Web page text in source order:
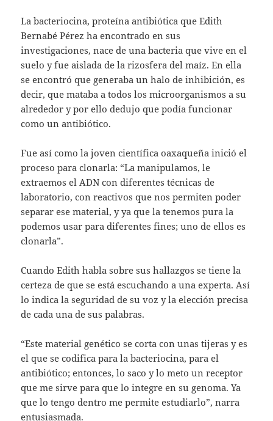
La bacteriocina, proteína antibiótica que Edith
Bernabé Pérez ha encontrado en sus
investigaciones, nace de una bacteria que vive en el
suelo y fue aislada de la rizosfera del maíz. En ella
se encontró que generaba un halo de inhibición, es
decir, que mataba a todos los microorganismos a su
alrededor y por ello dedujo que podía funcionar
como un antibiótico.
Fue así como la joven científica oaxaqueña inició el
proceso para clonarla: “La manipulamos, le
extraemos el ADN con diferentes técnicas de
laboratorio, con reactivos que nos permiten poder
separar ese material, y ya que la tenemos pura la
podemos usar para diferentes fines; uno de ellos es
clonarla”.
Cuando Edith habla sobre sus hallazgos se tiene la
certeza de que se está escuchando a una experta. Así
lo indica la seguridad de su voz y la elección precisa
de cada una de sus palabras.
“Este material genético se corta con unas tijeras y es
el que se codifica para la bacteriocina, para el
antibiótico; entonces, lo saco y lo meto un receptor
que me sirve para que lo integre en su genoma. Ya
que lo tengo dentro me permite estudiarlo”, narra
entusiasmada.